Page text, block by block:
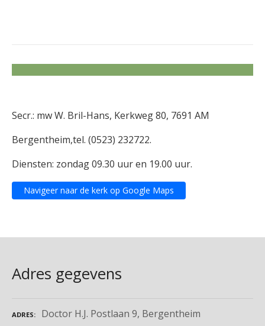
Secr.: mw W. Bril-Hans, Kerkweg 80, 7691 AM
Bergentheim,tel. (0523) 232722.
Diensten: zondag 09.30 uur en 19.00 uur.
Navigeer naar de kerk op Google Maps
Adres gegevens
ADRES Doctor H.J. Postlaan 9, Bergentheim